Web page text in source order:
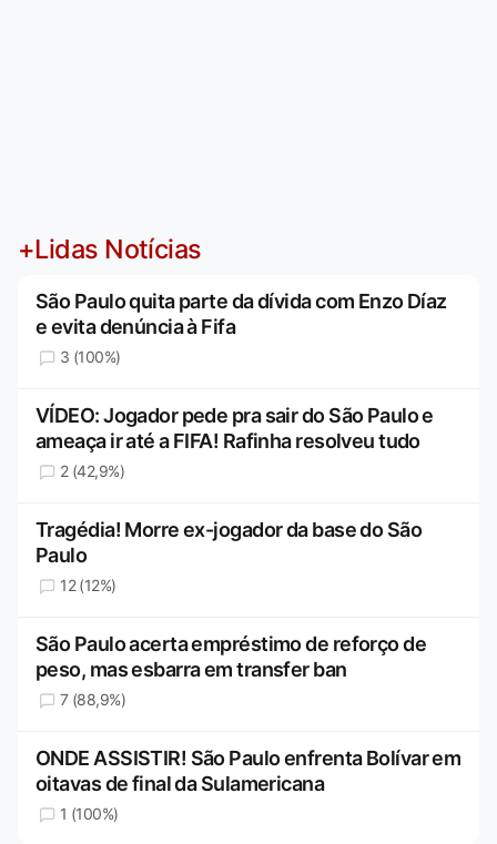
+Lidas Notícias
São Paulo quita parte da dívida com Enzo Díaz
e evita denúncia à Fifa
3 (100%)
VÍDEO: Jogador pede pra sair do São Paulo e
ameaça ir até a FIFA! Rafinha resolveu tudo
2 (42,9%)
Tragédia! Morre ex-jogador da base do São
Paulo
12 (12%)
São Paulo acerta empréstimo de reforço de
peso, mas esbarra em transfer ban
7 (88,9%)
ONDE ASSISTIR! São Paulo enfrenta Bolívar em
oitavas de final da Sulamericana
1 (100%)